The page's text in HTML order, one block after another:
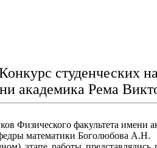
студенческих
академика Рема
Физического факультета
математики Боголюбова А.Н.